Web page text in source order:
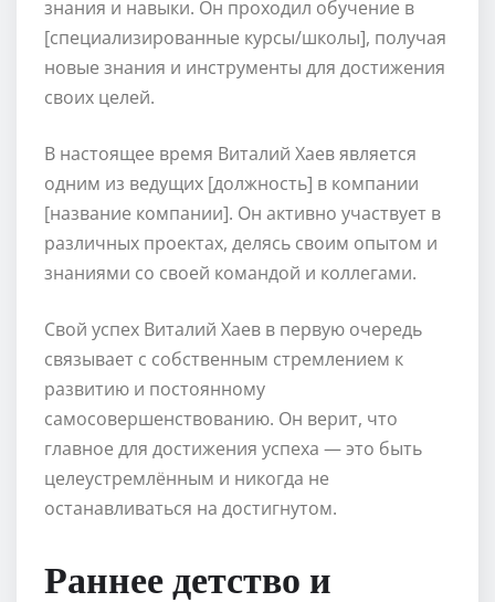
знания и навыки. Он проходил обучение в
[специализированные курсы/школы], получая
новые знания и инструменты для достижения
своих целей.
В настоящее время Виталий Хаев является
одним из ведущих [должность] в компании
[название компании]. Он активно участвует в
различных проектах, делясь своим опытом и
знаниями со своей командой и коллегами.
Свой успех Виталий Хаев в первую очередь
связывает с собственным стремлением к
развитию и постоянному
самосовершенствованию. Он верит, что
главное для достижения успеха — это быть
целеустремлённым и никогда не
останавливаться на достигнутом.
Раннее детство и